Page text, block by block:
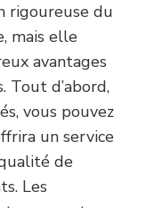
rigoureuse du
mais elle
avantages
Tout d’abord,
vous pouvez
un service
de
Les